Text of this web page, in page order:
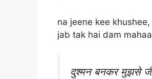
na jeene kee
jab tak hai dam
दुश्मन बनकर मुझसे